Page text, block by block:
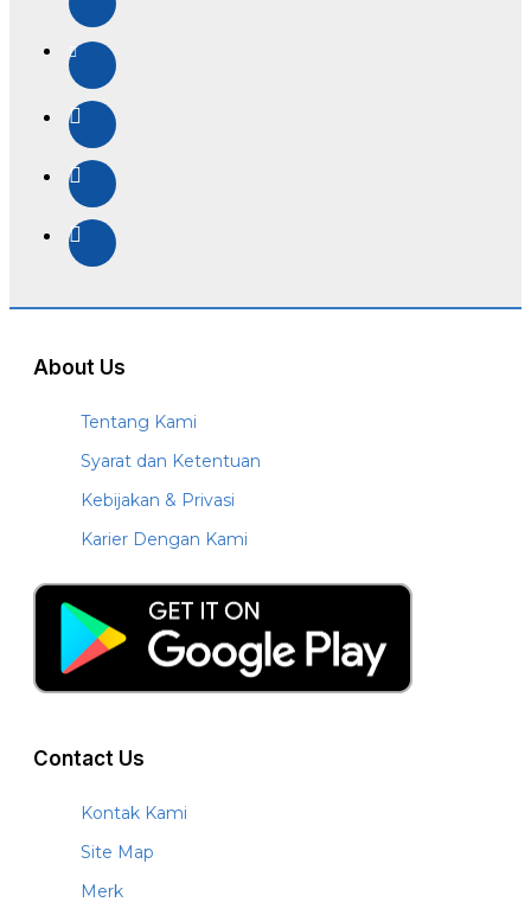
About Us
Tentang Kami
Syarat dan Ketentuan
Kebijakan & Privasi
Karier Dengan Kami
Contact Us
Kontak Kami
Site Map
Merk